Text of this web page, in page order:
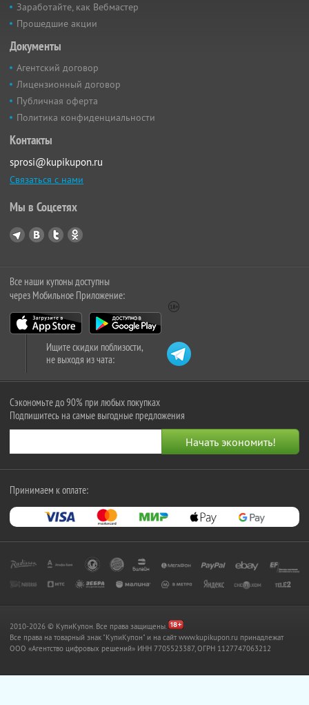
Заработайте, как Вебмастер
Прошедшие акции
Документы
Агентский договор
Лицензионный договор
Публичная оферта
Политика конфиденциальности
Контакты
sprosi@kupikupon.ru
Связаться с нами
Мы в Соцсетях
Все наши купоны доступны
через Мобильное Приложение:
Ищите скидки поблизости,
не выходя из чата:
Сэкономьте до 90% при любых покупках
Подпишитесь на самые выгодные предложения
Принимаем к оплате:
2010-2026 © КупиКупон. Все права защищены.
Все права на товарный знак "КупиКупон" и на сайт www.kupikupon.ru принадлежат
OOO «Агентство цифровых решений» ИНН 7705523387, ОГРН 1127747063212